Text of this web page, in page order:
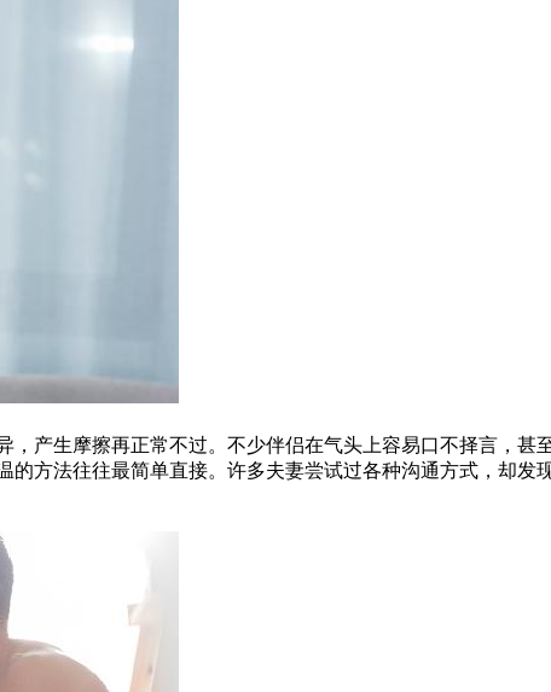
产生摩擦再正常不过。不少伴侣在气头上容易口不择言，甚
方法往往最简单直接。许多夫妻尝试过各种沟通方式，却发